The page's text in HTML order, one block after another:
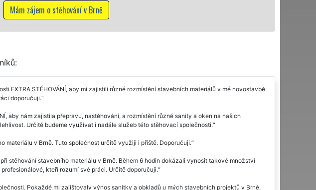
Mám zájem o stěhování v Brně
EXTRA STĚHOVÁNÍ, aby mi zajistili různé rozmístění stavebních materiálů v mé novostavbě.
doporučuji.
aby nám zajistila přepravu, nastěhování, a rozmístění různé sanity a oken na našich
Určitě budeme využívat i nadále služeb této stěhovací společnosti.
materiálu v Brně. Tuto společnost určitě využiji i příště. Doporučuji.
stěhování stavebního materiálu v Brně. Během 6 hodin dokázali vynosit takové množství
kteří rozumí své práci. Určitě doporučuji.
Pokaždé mi zajišťovaly výnos sanitky a obkladů u mých stavebních projektů v Brně.